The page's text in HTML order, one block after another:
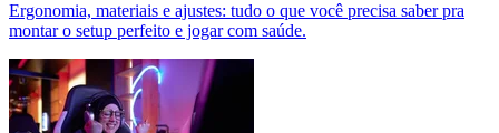
Ergonomia, materiais e ajustes: tudo o que você precisa saber pra
montar o setup perfeito e jogar com saúde.